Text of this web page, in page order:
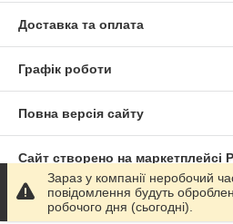
Доставка та оплата
Графік роботи
Повна версія сайту
Сайт створено на маркетплейсі
Політика конфіденційності
Зараз у компанії неробочий
повідомлення будуть
робочого дня (сьогодні).